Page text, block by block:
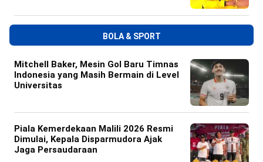
BOLA & SPORT
Mitchell Baker, Mesin Gol Baru Timnas
Indonesia yang Masih Bermain di Level
Universitas
Piala Kemerdekaan Malili 2026 Resmi
Dimulai, Kepala Disparmudora Ajak
Jaga Persaudaraan